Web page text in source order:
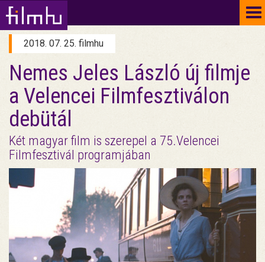
2018. 07. 25. filmhu
Nemes Jeles László új filmje
a Velencei Filmfesztiválon
debütál
Két magyar film is szerepel a 75.Velencei
Filmfesztivál programjában